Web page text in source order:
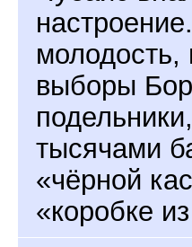
молодость,
выборы
тысячами
«чёрной
«коробке